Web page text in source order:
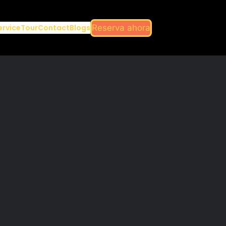
TourContactBlogs Reserva ahora